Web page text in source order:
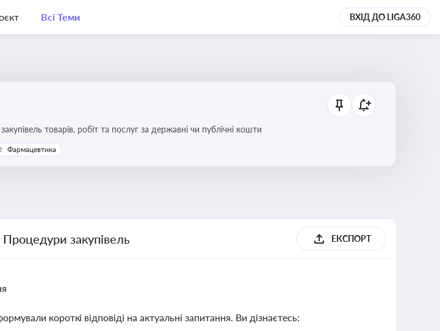
Всі Теми ВХІД ДО LIGA360
товарів, робіт та послуг за державні чи публічні кошти
Фармацевтика
закупівель ЕКСПОРТ
короткі відповіді на актуальні запитання. Ви дізнаєтесь: